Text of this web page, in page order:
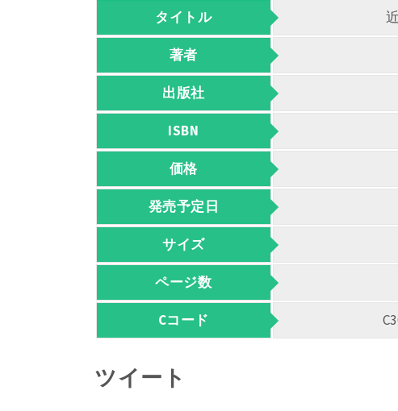
タイトル
著者
出版社
ISBN
価格
発売予定日
サイズ
ページ数
Cコード
ツイート